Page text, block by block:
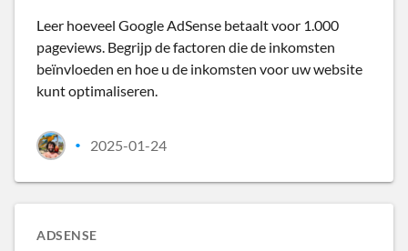
Leer hoeveel Google AdSense betaalt voor 1.000
pageviews. Begrijp de factoren die de inkomsten
beïnvloeden en hoe u de inkomsten voor uw website
kunt optimaliseren.
• 2025-01-24
ADSENSE